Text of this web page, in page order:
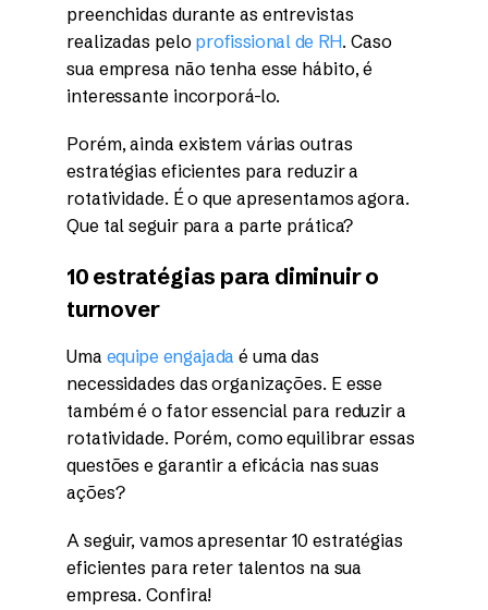
preenchidas durante as entrevistas
realizadas pelo profissional de RH. Caso
sua empresa não tenha esse hábito, é
interessante incorporá-lo.
Porém, ainda existem várias outras
estratégias eficientes para reduzir a
rotatividade. É o que apresentamos agora.
Que tal seguir para a parte prática?
10 estratégias para diminuir o
turnover
Uma equipe engajada é uma das
necessidades das organizações. E esse
também é o fator essencial para reduzir a
rotatividade. Porém, como equilibrar essas
questões e garantir a eficácia nas suas
ações?
A seguir, vamos apresentar 10 estratégias
eficientes para reter talentos na sua
empresa. Confira!